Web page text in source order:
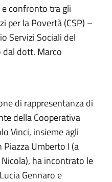
confronto tra gli
per la Povertà (CSP) –
Servizi Sociali del
dal dott. Marco
di rappresentanza di
della Cooperativa
Vinci, insieme agli
Umberto I (a
ha incontrato le
Gennaro e